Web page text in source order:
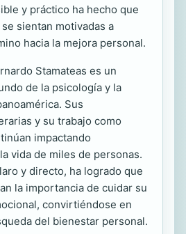
y práctico ha hecho que
sientan motivadas a
hacia la mejora personal.
Stamateas es un
de la psicología y la
Sus
y su trabajo como
impactando
vida de miles de personas.
y directo, ha logrado que
la importancia de cuidar su
convirtiéndose en
del bienestar personal.